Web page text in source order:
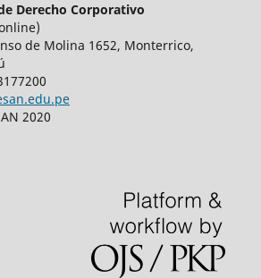
Derecho Corporativo
de Molina 1652, Monterrico,
2020